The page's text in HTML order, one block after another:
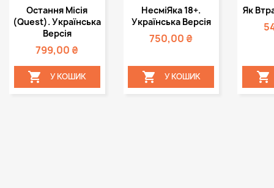
Швидкий
перегляд
Остання Місія
(Quest). Українська
Версія
799,00 ₴
 У КОШИК
Швидкий
перегляд
НесміЯка 18+.
Українська Версія
750,00 ₴
 У КОШИК

Як
